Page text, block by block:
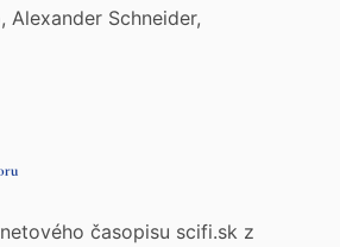
Alexander Schneider,
časopisu scifi.sk z